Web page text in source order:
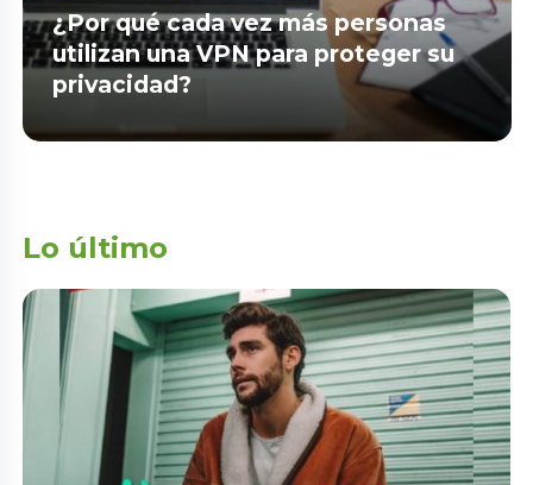
¿Por qué cada vez más personas
utilizan una VPN para proteger su
privacidad?
Lo último